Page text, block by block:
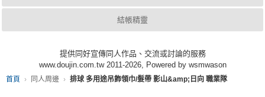
首頁 同人周邊 排球 多用途吊飾領巾/髮帶 影山&amp;日向 職業隊
結帳精靈
提供同好宣傳同人作品、交流或討論的服務
www.doujin.com.tw 2011-2026, Powered by wsmwason